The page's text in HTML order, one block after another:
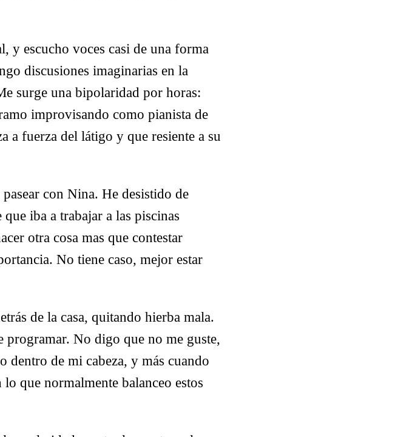
y escucho voces casi de una forma
discusiones imaginarias en la
surge una bipolaridad por horas:
improvisando como pianista de
a fuerza del látigo y que resiente a su
con Nina. He desistido de
iba a trabajar a las piscinas
otra cosa mas que contestar
No tiene caso, mejor estar
de la casa, quitando hierba mala.
programar. No digo que no me guste,
dentro de mi cabeza, y más cuando
que normalmente balanceo estos